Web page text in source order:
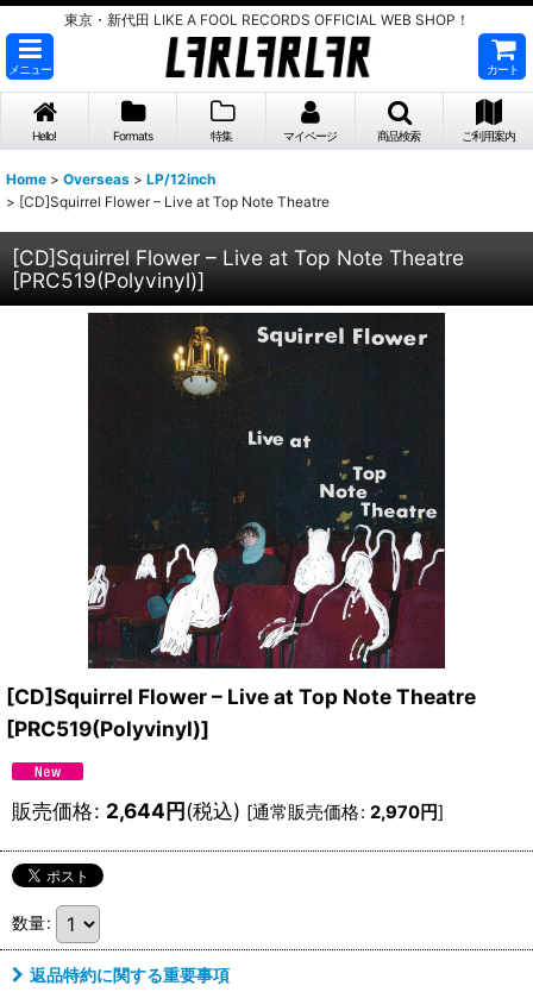
東京・新代田 LIKE A FOOL RECORDS OFFICIAL WEB SHOP！
メニュー カート
Hello! Formats 特集 マイページ 商品検索 ご利用案内
Home > Overseas > LP/12inch
> [CD]Squirrel Flower – Live at Top Note Theatre
[CD]Squirrel Flower – Live at Top Note Theatre
[PRC519(Polyvinyl)]
[CD]Squirrel Flower – Live at Top Note Theatre
[PRC519(Polyvinyl)]
販売価格: 2,644円(税込) [通常販売価格: 2,970円]
数量:
返品特約に関する重要事項